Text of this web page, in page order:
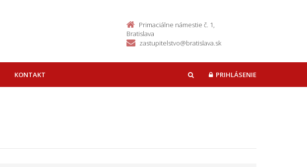
Primaciálne námestie č. 1,
Bratislava
zastupitelstvo@bratislava.sk
KONTAKT HĽADAŤPRIHLÁSENIE